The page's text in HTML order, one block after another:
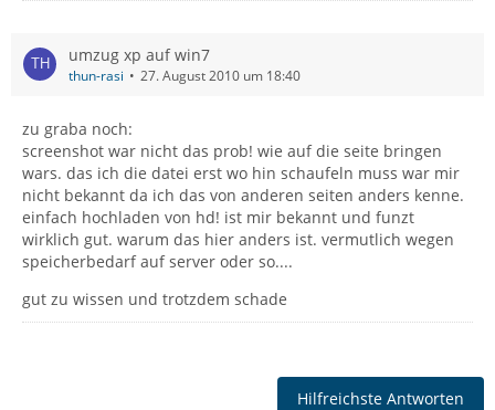
umzug xp auf win7
thun-rasi 27. August 2010 um 18:40
zu graba noch:
screenshot war nicht das prob! wie auf die seite bringen
wars. das ich die datei erst wo hin schaufeln muss war mir
nicht bekannt da ich das von anderen seiten anders kenne.
einfach hochladen von hd! ist mir bekannt und funzt
wirklich gut. warum das hier anders ist. vermutlich wegen
speicherbedarf auf server oder so....
gut zu wissen und trotzdem schade
Hilfreichste Antworten